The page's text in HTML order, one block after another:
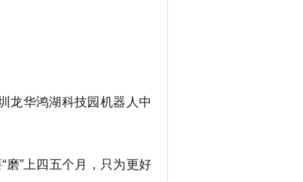
华鸿湖科技园机器人中
”上四五个月，只为更好